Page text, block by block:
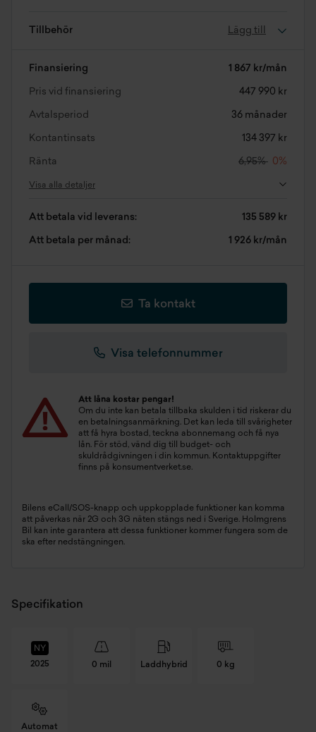
Tillbehör Lägg till
Finansiering 1 867 kr/mån
Pris vid finansiering 447 990 kr
Avtalsperiod 36 månader
Kontantinsats 134 397 kr
Ränta 6,95% 0%
Visa alla detaljer
Att betala vid leverans: 135 589 kr
Att betala per månad: 1 926 kr/mån
Ta kontakt
Visa telefonnummer
Att låna kostar pengar!
Om du inte kan betala tillbaka skulden i tid riskerar du
en betalningsanmärkning. Det kan leda till svårigheter
att få hyra bostad, teckna abonnemang och få nya
lån. För stöd, vänd dig till budget- och
skuldrådgivningen i din kommun. Kontaktuppgifter
finns på konsumentverket.se.
Bilens eCall/SOS-knapp och uppkopplade funktioner kan komma
att påverkas när 2G och 3G näten stängs ned i Sverige. Holmgrens
Bil kan inte garantera att dessa funktioner kommer fungera som de
ska efter nedstängningen.
Specifikation
NY
2025
0 mil Laddhybrid 0 kg
Automat